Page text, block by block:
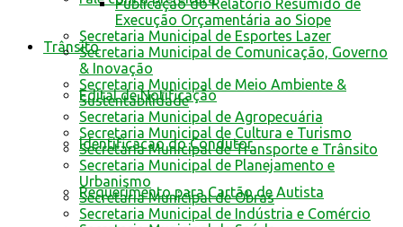
Trânsito
Edital de Notificação
Identificacao do Condutor
Requerimento para Cartão de Autista
Publicação do Relatório Resumido de
Execução Orçamentária ao Siope
Secretaria Municipal de Esportes Lazer
Secretaria Municipal de Comunicação, Governo
& Inovação
Secretaria Municipal de Meio Ambiente &
Sustentabilidade
Secretaria Municipal de Agropecuária
Secretaria Municipal de Cultura e Turismo
Secretaria Municipal de Transporte e Trânsito
Secretaria Municipal de Planejamento e
Urbanismo
Secretaria Municipal de Obras
Secretaria Municipal de Indústria e Comércio